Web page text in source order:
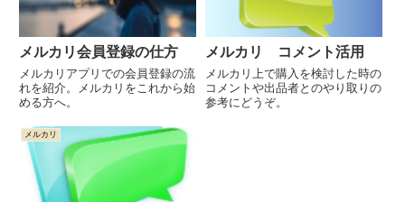
メルカリ会員登録の仕方
メルカリアプリでの会員登録の流
れを紹介。メルカリをこれから始
める方へ。
メルカリ コメント活用
メルカリ上で購入を検討した時の
コメントや出品者とのやり取りの
参考にどうぞ。
メルカリ